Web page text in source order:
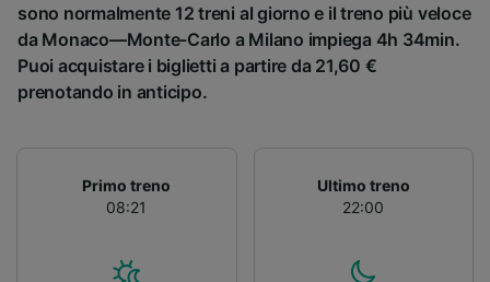
sono normalmente 12 treni al giorno e il treno più veloce
da Monaco—Monte-Carlo a Milano impiega 4h 34min.
Puoi acquistare i biglietti a partire da 21,60 €
prenotando in anticipo.
Primo treno
08:21
Ultimo treno
22:00